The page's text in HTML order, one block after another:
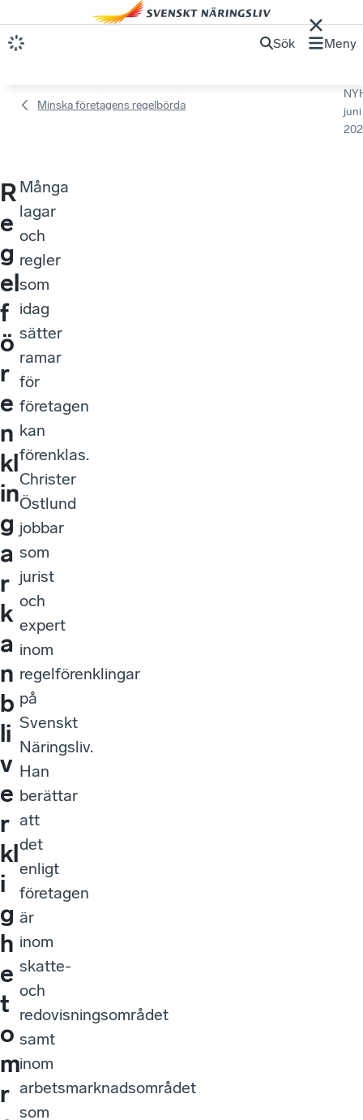
Sök Meny
Minska företagens regelbörda
juni
R
e
g
el
f
ö
r
e
n
kl
in
g
a
r
k
a
n
b
li
v
e
r
kl
i
g
h
e
t
o
m
r
Många
lagar
och
regler
som
idag
sätter
ramar
för
företagen
kan
förenklas.
Christer
Östlund
jobbar
som
jurist
och
expert
inom
regelförenklingar
på
Svenskt
Näringsliv.
Han
berättar
att
det
enligt
företagen
är
inom
skatte-
och
redovisningsområdet
samt
inom
arbetsmarknadsområdet
som